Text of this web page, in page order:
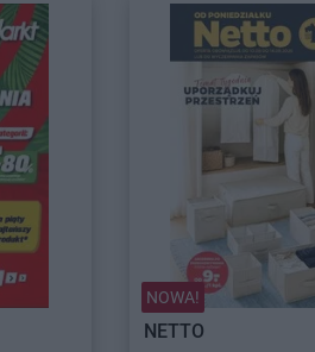
NOWA!
NETTO